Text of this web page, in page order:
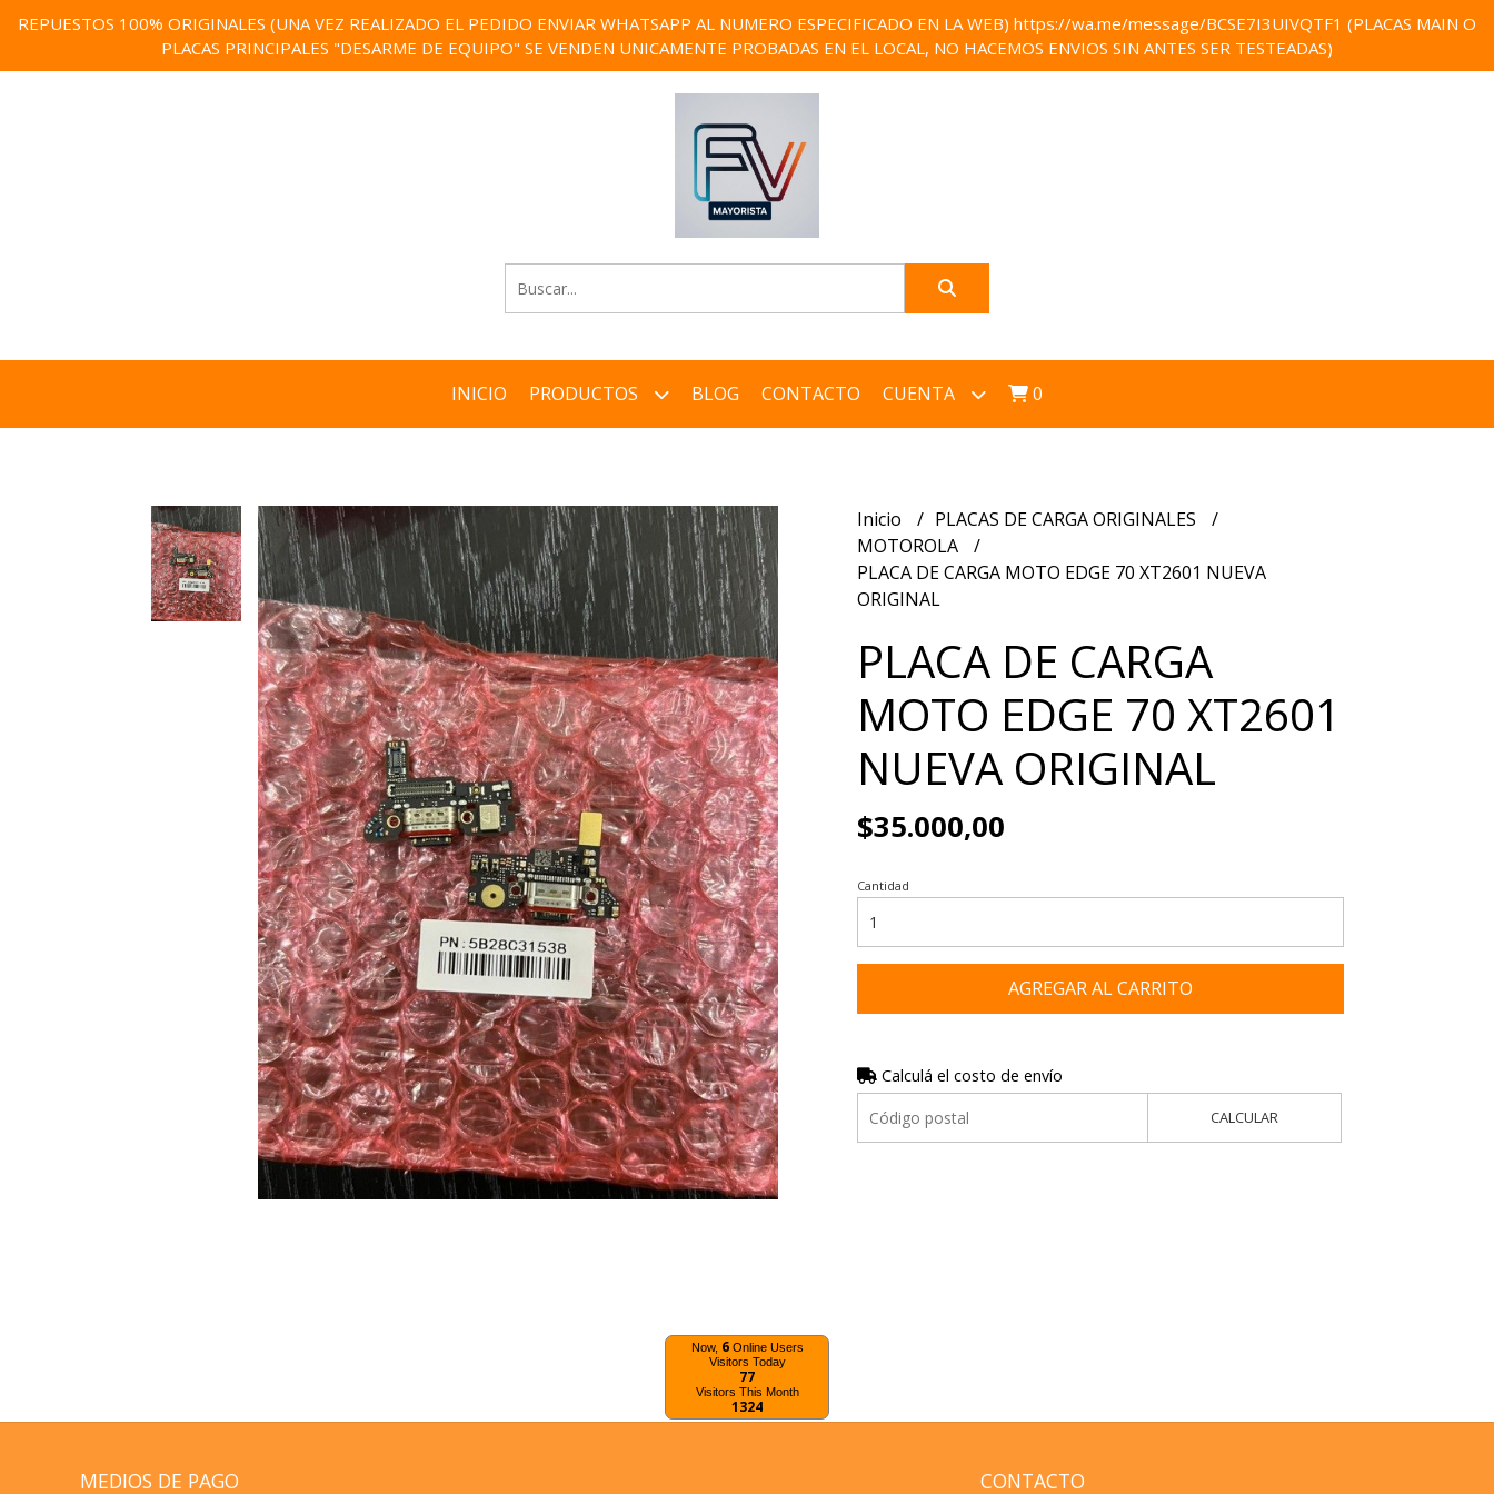
REPUESTOS 100% ORIGINALES (UNA VEZ REALIZADO EL PEDIDO ENVIAR WHATSAPP AL NUMERO ESPECIFICADO EN LA WEB) https://wa.me/message/BCSE7I3UIVQTF1 (PLACAS MAIN O
PLACAS PRINCIPALES "DESARME DE EQUIPO" SE VENDEN UNICAMENTE PROBADAS EN EL LOCAL, NO HACEMOS ENVIOS SIN ANTES SER TESTEADAS)
INICIO PRODUCTOS BLOG CONTACTO CUENTA 0
Inicio
PLACAS DE CARGA ORIGINALES
MOTOROLA
PLACA DE CARGA MOTO EDGE 70 XT2601 NUEVA
ORIGINAL
PLACA DE CARGA
MOTO EDGE 70 XT2601
NUEVA ORIGINAL
$35.000,00
Cantidad
AGREGAR AL CARRITO
Calculá el costo de envío
CALCULAR
Now, 6Online Users
Visitors Today
77
Visitors This Month
1324
MEDIOS DE PAGO CONTACTO